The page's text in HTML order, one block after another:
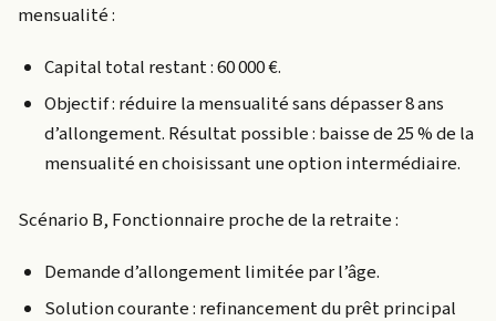
mensualité :
Capital total restant : 60 000 €.
Objectif : réduire la mensualité sans dépasser 8 ans
d’allongement. Résultat possible : baisse de 25 % de la
mensualité en choisissant une option intermédiaire.
Scénario B, Fonctionnaire proche de la retraite :
Demande d’allongement limitée par l’âge.
Solution courante : refinancement du prêt principal